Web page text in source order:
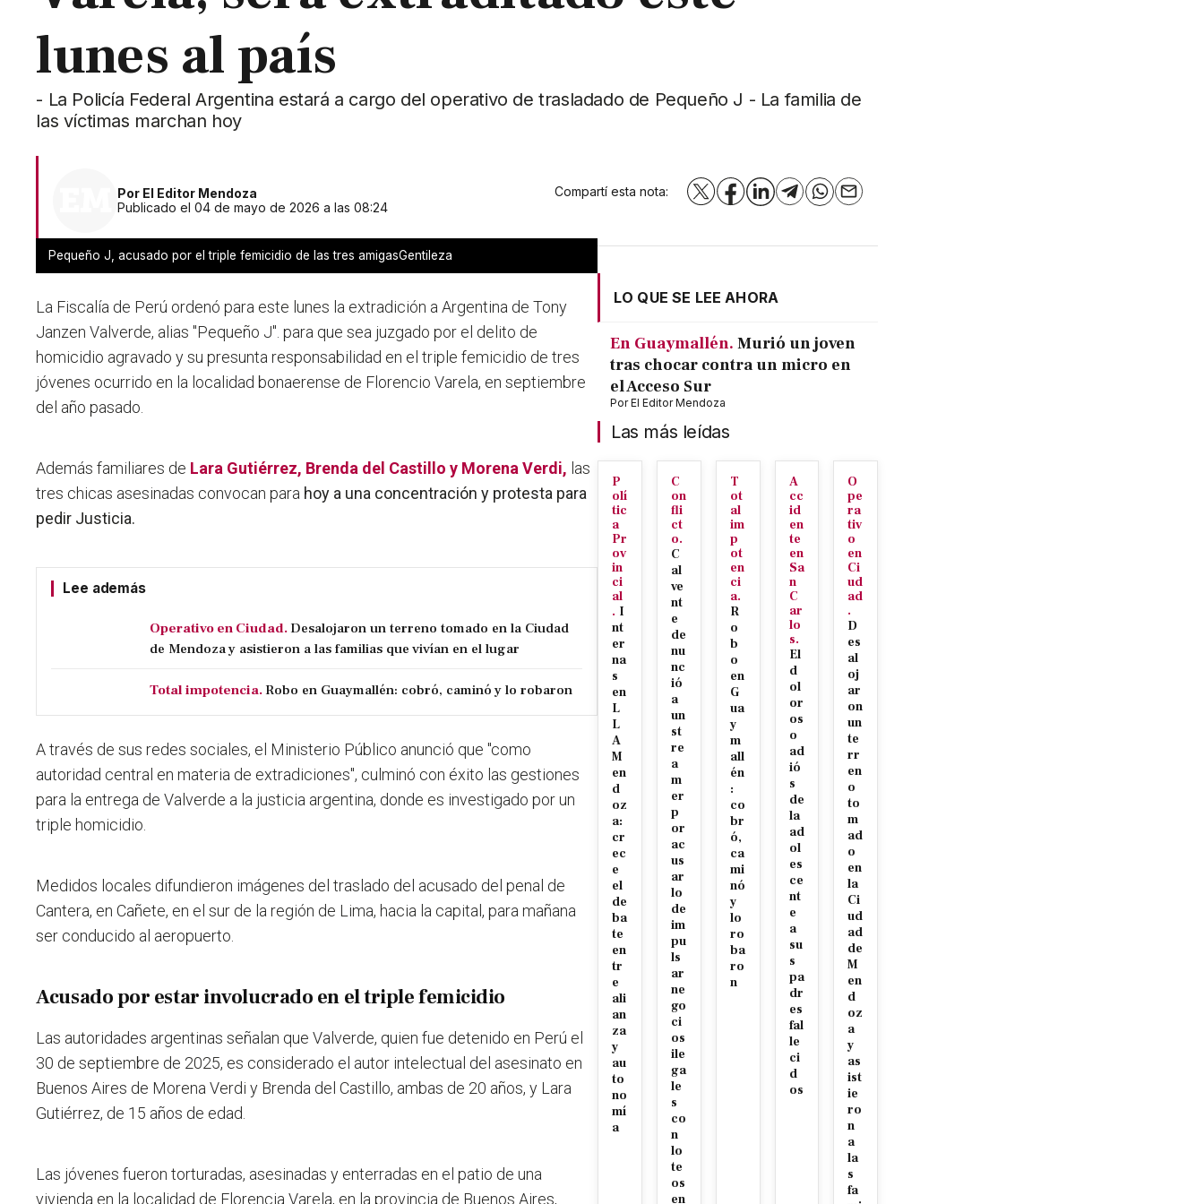
lunes al país
- La Policía Federal Argentina estará a cargo del operativo de trasladado de Pequeño J - La familia de
las víctimas marchan hoy
Por El Editor Mendoza
Publicado el 04 de mayo de 2026 a las 08:24
Compartí esta nota: X Facebook
LinkedInTelegramWhatsApp
Email
Pequeño J, acusado por el triple femicidio de las tres amigasGentileza
La Fiscalía de Perú ordenó para este lunes la extradición a Argentina de Tony
Janzen Valverde, alias "Pequeño J". para que sea juzgado por el delito de
homicidio agravado y su presunta responsabilidad en el triple femicidio de tres
jóvenes ocurrido en la localidad bonaerense de Florencio Varela, en septiembre
del año pasado.
Además familiares de Lara Gutiérrez, Brenda del Castillo y Morena Verdi, las
tres chicas asesinadas convocan para hoy a una concentración y protesta para
pedir Justicia.
Lee además
Operativo en Ciudad. Desalojaron un terreno tomado en la Ciudad
de Mendoza y asistieron a las familias que vivían en el lugar
Total impotencia. Robo en Guaymallén: cobró, caminó y lo robaron
A través de sus redes sociales, el Ministerio Público anunció que "como
autoridad central en materia de extradiciones", culminó con éxito las gestiones
para la entrega de Valverde a la justicia argentina, donde es investigado por un
triple homicidio.
Medidos locales difundieron imágenes del traslado del acusado del penal de
Cantera, en Cañete, en el sur de la región de Lima, hacia la capital, para mañana
ser conducido al aeropuerto.
Acusado por estar involucrado en el triple femicidio
Las autoridades argentinas señalan que Valverde, quien fue detenido en Perú el
30 de septiembre de 2025, es considerado el autor intelectual del asesinato en
Buenos Aires de Morena Verdi y Brenda del Castillo, ambas de 20 años, y Lara
Gutiérrez, de 15 años de edad.
Las jóvenes fueron torturadas, asesinadas y enterradas en el patio de una
vivienda en la localidad de Florencia Varela, en la provincia de Buenos Aires,
LO QUE SE LEE AHORA
En Guaymallén. Murió un joven
tras chocar contra un micro en
el Acceso Sur
PorEl Editor Mendoza
Las más leídas
P
olí
tic
a
Pr
ov
in
ci
al
. I
nt
er
na
s
en
L
L
A
M
en
d
oz
a:
cr
ec
e
el
de
ba
te
en
tr
e
ali
an
za
y
au
to
no
mí
a
C
on
fli
ct
o.
C
al
ve
nt
e
de
nu
nc
ió
a
un
st
re
a
m
er
p
or
ac
us
ar
lo
de
im
pu
ls
ar
ne
go
ci
os
ile
ga
le
s
co
n
lo
te
os
en
T
ot
al
im
p
ot
en
ci
a.
R
o
b
o
en
G
ua
y
m
all
én
:
co
br
ó,
ca
mi
nó
y
lo
ro
ba
ro
n
A
cc
id
en
te
en
Sa
n
C
ar
lo
s.
El
d
ol
or
os
o
ad
ió
s
de
la
ad
ol
es
ce
nt
e
a
su
s
pa
dr
es
fal
le
ci
d
os
O
pe
ra
tiv
o
en
Ci
ud
ad
.
D
es
al
oj
ar
on
un
te
rr
en
o
to
m
ad
o
en
la
Ci
ud
ad
de
M
en
d
oz
a
y
as
ist
ie
ro
n
a
la
s
fa